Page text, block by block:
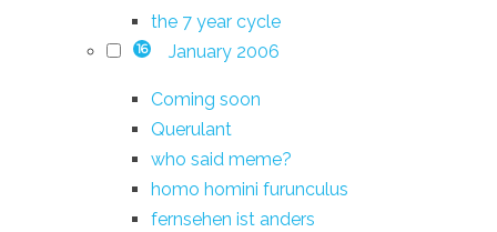
the 7 year cycle
16 January 2006
Coming soon
Querulant
who said meme?
homo homini furunculus
fernsehen ist anders